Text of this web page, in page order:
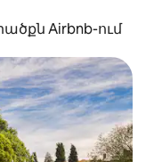
Airbnb-ում